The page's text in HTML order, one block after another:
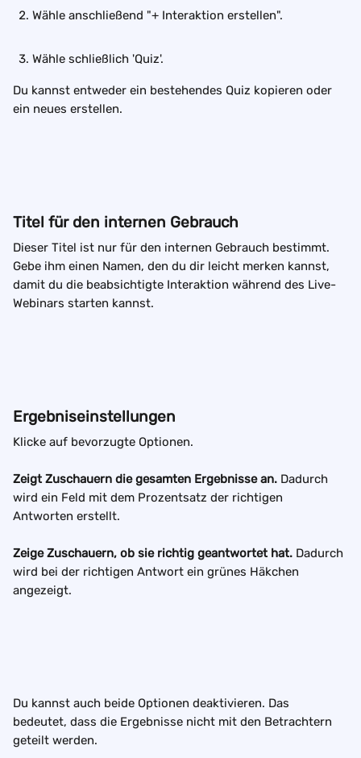
Wähle anschließend "+ Interaktion erstellen".
Wähle schließlich 'Quiz'.
Du kannst entweder ein bestehendes Quiz kopieren oder
ein neues erstellen.
Titel für den internen Gebrauch
Dieser Titel ist nur für den internen Gebrauch bestimmt.
Gebe ihm einen Namen, den du dir leicht merken kannst,
damit du die beabsichtigte Interaktion während des Live-
Webinars starten kannst.
Ergebniseinstellungen
Klicke auf bevorzugte Optionen.
Zeigt Zuschauern die gesamten Ergebnisse an. Dadurch
wird ein Feld mit dem Prozentsatz der richtigen
Antworten erstellt.
Zeige Zuschauern, ob sie richtig geantwortet hat. Dadurch
wird bei der richtigen Antwort ein grünes Häkchen
angezeigt.
Du kannst auch beide Optionen deaktivieren. Das
bedeutet, dass die Ergebnisse nicht mit den Betrachtern
geteilt werden.